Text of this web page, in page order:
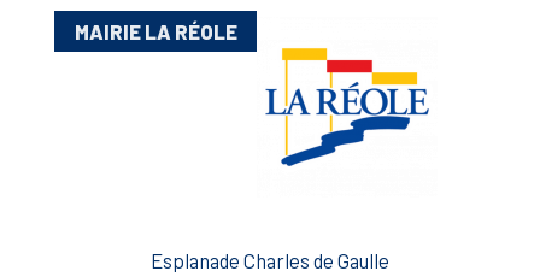
MAIRIE LA RÉOLE
Esplanade Charles de Gaulle